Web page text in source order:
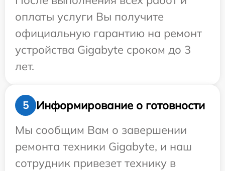
оплаты услуги Вы получите
официальную гарантию на ремонт
устройства Gigabyte сроком до 3
лет.
5
Информирование о готовности
Мы сообщим Вам о завершении
ремонта техники Gigabyte, и наш
сотрудник привезет технику в